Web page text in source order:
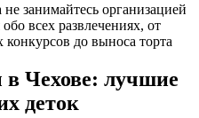
занимайтесь организацией
всех развлечениях, от
до выноса торта
в Чехове: лучшие
деток